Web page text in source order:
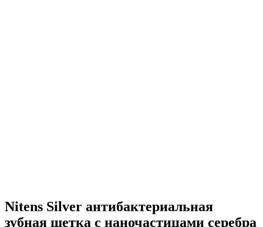
Nitens Silver aнтибактериальная
зубная щетка с наночастицами серебра